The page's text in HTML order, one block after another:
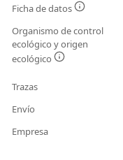
Ficha de datos
Organismo de control
ecológico y origen
ecológico
Trazas
Envío
Empresa